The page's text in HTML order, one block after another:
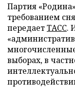
Партия
требованием
передаетТАСС.
выборах, в